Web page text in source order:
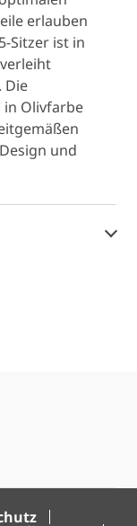
erlauben
Sitzer ist in
Die
in Olivfarbe
und